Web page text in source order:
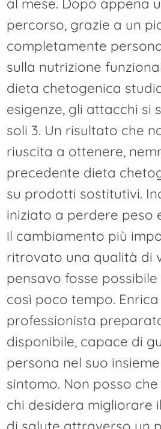
al mese. Dopo appena
percorso, grazie a un
completamente
sulla nutrizione
dieta chetogenica
esigenze, gli attacchi si
soli 3. Un risultato che
riuscita a ottenere,
precedente dieta
su prodotti sostitutivi.
iniziato a perdere peso
il cambiamento più
ritrovato una qualità di
pensavo fosse
così poco tempo.
professionista
disponibile, capace di
persona nel suo
sintomo. Non posso
chi desidera migliorare